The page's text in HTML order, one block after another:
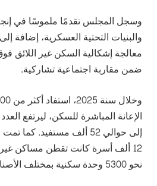
وسجل المجلس تقدمًا ملموسًا في
والبنيات التحتية العسكرية، إضافة
معالجة إشكالية السكن غير اللائق
ضمن مقاربة اجتماعية تشاركية.
الإعانة المباشرة للسكن، ليرتفع
إلى حوالي 52 ألف مستفيد.
12 ألف أسرة كانت تقطن مساكن
نحو 5300 وحدة سكنية بمختلف الأصناف لفائدة زبناء الوكالة.